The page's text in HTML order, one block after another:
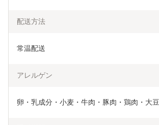
配送方法
常温配送
アレルゲン
卵・乳成分・小麦・牛肉・豚肉・鶏肉・大豆